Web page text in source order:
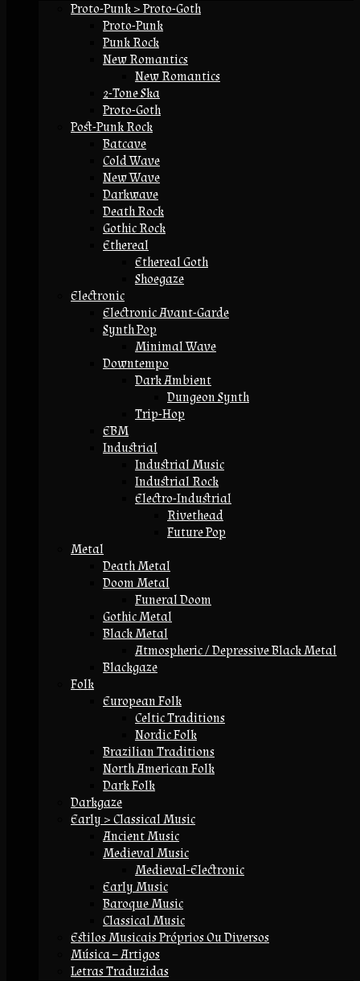
Proto-Punk > Proto-Goth
Proto-Punk
Punk Rock
New Romantics
New Romantics
2-Tone Ska
Proto-Goth
Post-Punk Rock
Batcave
Cold Wave
New Wave
Darkwave
Death Rock
Gothic Rock
Ethereal
Ethereal Goth
Shoegaze
Electronic
Electronic Avant-Garde
Synth Pop
Minimal Wave
Downtempo
Dark Ambient
Dungeon Synth
Trip-Hop
EBM
Industrial
Industrial Music
Industrial Rock
Electro-Industrial
Rivethead
Future Pop
Metal
Death Metal
Doom Metal
Funeral Doom
Gothic Metal
Black Metal
Atmospheric / Depressive Black Metal
Blackgaze
Folk
European Folk
Celtic Traditions
Nordic Folk
Brazilian Traditions
North American Folk
Dark Folk
Darkgaze
Early > Classical Music
Ancient Music
Medieval Music
Medieval-Electronic
Early Music
Baroque Music
Classical Music
Estilos Musicais Próprios Ou Diversos
Música – Artigos
Letras Traduzidas